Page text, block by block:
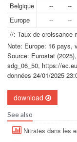
Belgique
-- --
Europe
-- --
//: Taux de croissance
Note: Europe: 16 pays,
Source: Eurostat
sdg_06_50, https://
données 24/01/2025
download
See also
Nitrates dans les